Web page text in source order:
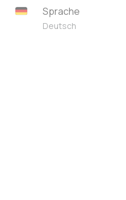
Sprache
Deutsch